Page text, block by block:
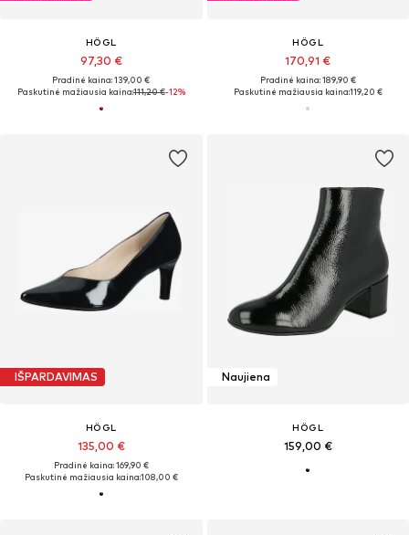
HÖGL
97,30 €
Pradinė kaina: 139,00 €
Paskutinė mažiausia kaina:111,20 €-12%
HÖGL
170,91 €
Pradinė kaina: 189,90 €
Paskutinė mažiausia kaina:119,20 €
IŠPARDAVIMAS
HÖGL
135,00 €
Pradinė kaina: 169,90 €
Paskutinė mažiausia kaina:108,00 €
Naujiena
HÖGL
159,00 €